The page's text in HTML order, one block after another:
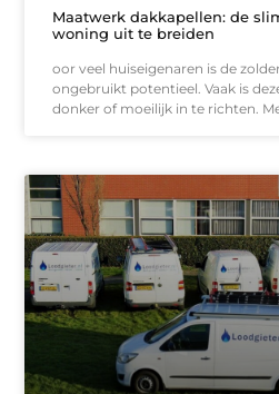
Maatwerk dakkapellen: de
woning uit te breiden
oor veel huiseigenaren is de
ongebruikt potentieel. Vaak is
donker of moeilijk in te richten.